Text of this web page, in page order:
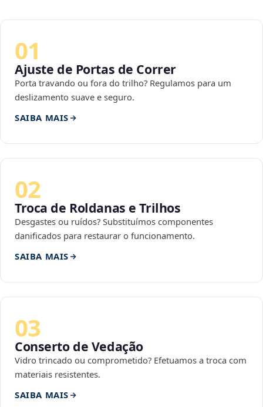
01
Ajuste de Portas de Correr
Porta travando ou fora do trilho? Regulamos para um
deslizamento suave e seguro.
SAIBA MAIS
02
Troca de Roldanas e Trilhos
Desgastes ou ruídos? Substituímos componentes
danificados para restaurar o funcionamento.
SAIBA MAIS
03
Conserto de Vedação
Vidro trincado ou comprometido? Efetuamos a troca com
materiais resistentes.
SAIBA MAIS